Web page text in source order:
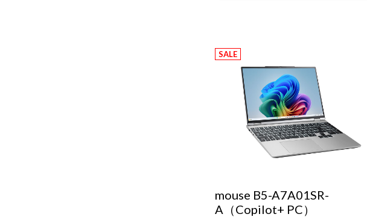
SALE
mouse B5-A7A01SR-
A（Copilot+ PC）